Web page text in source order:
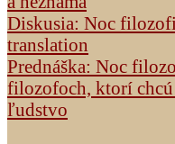
Diskusia: Noc
translation
Prednáška: Noc
filozofoch, ktorí
ľudstvo